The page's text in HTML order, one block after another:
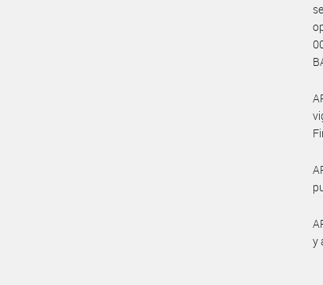
y